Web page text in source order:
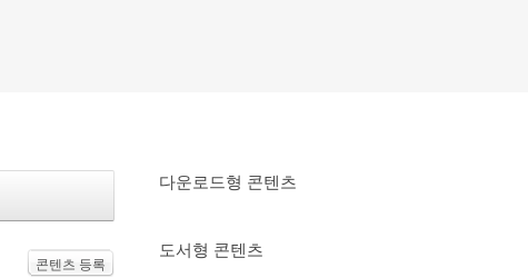
다운로드형 콘텐츠
도서형 콘텐츠
콘텐츠 등록